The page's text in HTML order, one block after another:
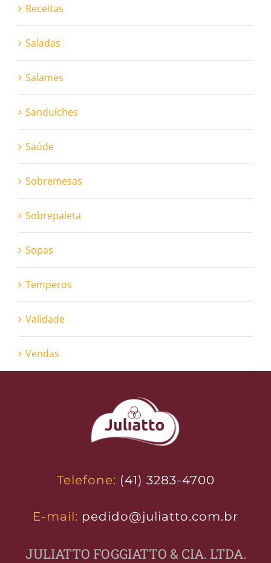
Receitas
Saladas
Salames
Sanduíches
Saúde
Sobremesas
Sobrepaleta
Sopas
Temperos
Validade
Vendas
Telefone: (41) 3283-4700
E-mail: pedido@juliatto.com.br
JULIATTO FOGGIATTO & CIA. LTDA.